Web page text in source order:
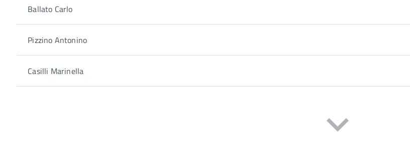
Ballato Carlo
Pizzino Antonino
Casilli Marinella